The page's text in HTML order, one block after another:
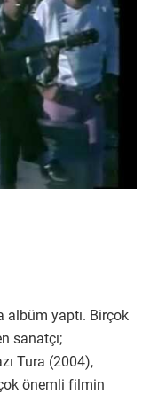
albüm yaptı. Birçok
sanatçı;
Tura (2004),
önemli filmin